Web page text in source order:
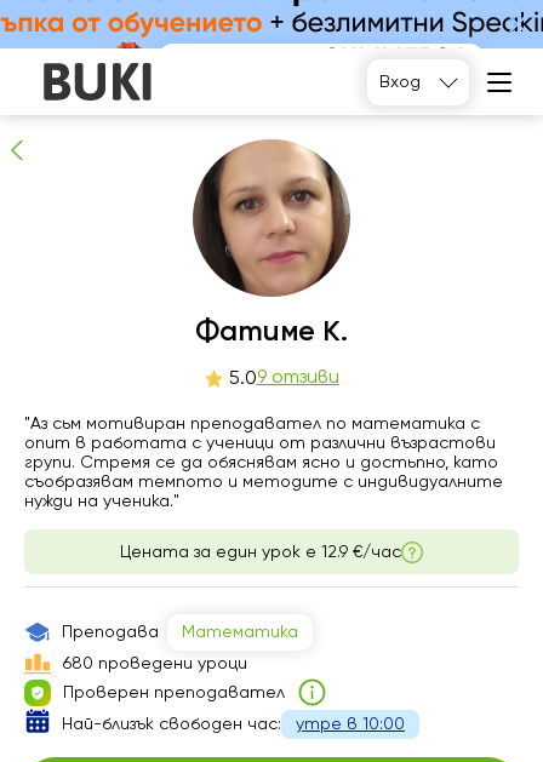
Вход
Фатиме К. 9 хора препоръчват
Фатиме К.
5.09 отзиви
"Аз сьм мотивиран преподавател по математика с
опит в работата с ученици от различни възрастови
групи. Стремя се да обяснявам ясно и достьпно, като
съобразявам темпото и методите с индивидуалните
нужди на ученика."
Цената за един урок е 12.9 €/час
Преподава
Математика
680 проведени уроци
Проверен преподавател
Най-близък свободен час:
утре в 10:00
сб
нд
Няма
свободни
часове
11:00
16:00
17:00
18:00
Няма
свободни
часове
11:00
14:00